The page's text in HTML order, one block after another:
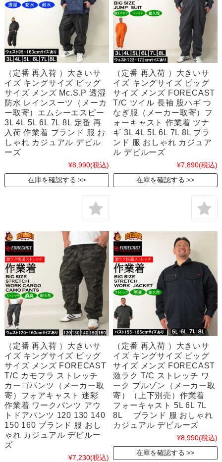
（定番 再入荷 ）大きいサ
イズ キングサイズ ビッグ
サイズ メンズ Mc.S.P 透湿
防水 レインスーツ（メーカ
ー取寄）エムシーエスピー
3L 4L 5L 6L 7L 8L 定番 再
入荷 作業着 ブランド 服 お
しゃれ カジュアル デビル
ーズ
¥8,990(税込)
在庫を確認する
（定番 再入荷 ）大きいサ
イズ キングサイズ ビッグ
サイズ メンズ FORECAST
T/C ツイル 長袖 股ハギ つ
なぎ服（メーカー取寄）フ
ォーキャスト 作業着 ツナ
ギ 3L 4L 5L 6L 7L 8L ブラ
ンド 服 おしゃれ カジュア
ル デビルーズ
¥7,890(税込)
在庫を確認する
（定番 再入荷 ）大きいサ
イズ キングサイズ ビッグ
サイズ メンズ FORECAST
T/C カモフラ ストレッチ
カーゴパンツ（メーカー取
寄）フォアキャスト 迷彩
作業着 ワークパンツ アウ
トドアパンツ 120 130 140
150 160 ブランド 服 おし
ゃれ カジュアル デビルー
ズ
¥7,230(税込)
（定番 再入荷 ）大きいサ
イズ キングサイズ ビッグ
サイズ メンズ FORECAST
激ラク T/C ストレッチ ワ
ーク ブルゾン（メーカー取
寄）（上下別売）作業着
フォーキャスト 5L 6L 7L
8L ブランド 服 おしゃれ
カジュアル デビルーズ
¥8,990(税込)
在庫を確認する